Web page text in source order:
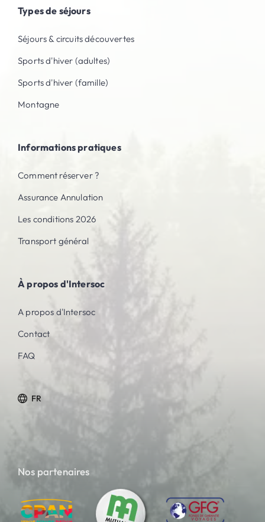
Types de séjours
Séjours & circuits découvertes
Sports d'hiver (adultes)
Sports d'hiver (famille)
Montagne
Informations pratiques
Comment réserver ?
Assurance Annulation
Les conditions 2026
Transport général
À propos d'Intersoc
A propos d'Intersoc
Contact
FAQ
FR
Nos partenaires